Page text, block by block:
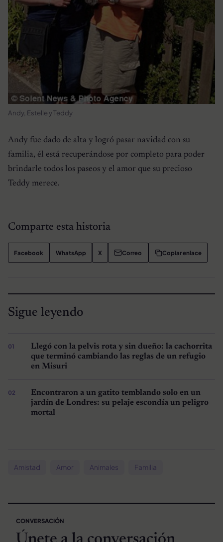
Andy, Estelle y Teddy
Andy fue dado de alta y logró pasar navidad con su
familia, él está recuperándose por completo para poder
brindarle todos los paseos y el amor que su precioso
Teddy merece.
Comparte esta historia
Facebook WhatsApp X Correo Copiar enlace
Sigue leyendo
Llegó con la pelvis rota y sin dueño: la cachorrita
que terminó cambiando las reglas de un refugio
en Misuri
Encontraron a un gatito temblando solo en un
jardín de Londres: su pelaje escondía un peligro
mortal
Amistad Amor Animales Familia
CONVERSACIÓN